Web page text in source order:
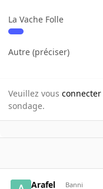
La Vache Folle
Autre (préciser)
Veuillez vous connecter
sondage.
Arafel Banni